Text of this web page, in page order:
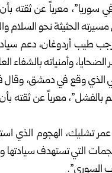
سوريا”، معرباً عن ثقته
الحثيثة نحو السلام
طيب أردوغان، دعم
وأمنياته بالشفاء
الذي وقع في دمشق،
بالفشل”، معرباً عن ثقته
عمر تشليك، الهجوم
التي تستهدف سيادتها
السوري”.